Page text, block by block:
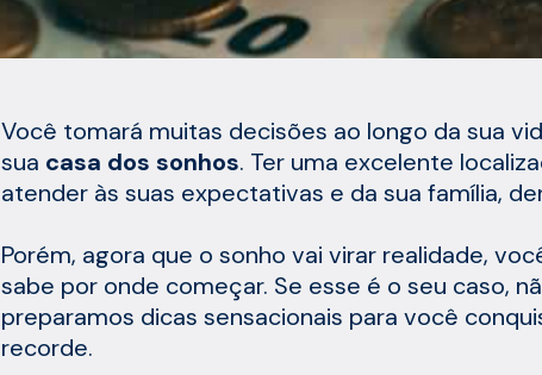
Você tomará muitas decisões ao longo da sua
sua casa dos sonhos. Ter uma excelente
atender às suas expectativas e da sua família,
Porém, agora que o sonho vai virar realidade,
sabe por onde começar. Se esse é o seu caso,
preparamos dicas sensacionais para você
recorde.